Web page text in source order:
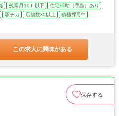
残業月10ｈ以下
住宅補助（手当）あり
駅チカ 店舗数30以上
積極採用中
この求人に興味がある
保存する